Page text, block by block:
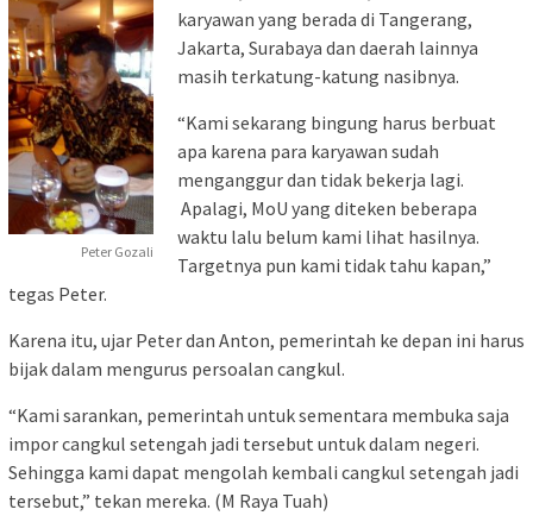
Peter Gozali
karyawan yang berada di Tangerang,
Jakarta, Surabaya dan daerah lainnya
masih terkatung-katung nasibnya.
“Kami sekarang bingung harus berbuat
apa karena para karyawan sudah
menganggur dan tidak bekerja lagi.
Apalagi, MoU yang diteken beberapa
waktu lalu belum kami lihat hasilnya.
Targetnya pun kami tidak tahu kapan,”
tegas Peter.
Karena itu, ujar Peter dan Anton, pemerintah ke depan ini harus
bijak dalam mengurus persoalan cangkul.
“Kami sarankan, pemerintah untuk sementara membuka saja
impor cangkul setengah jadi tersebut untuk dalam negeri.
Sehingga kami dapat mengolah kembali cangkul setengah jadi
tersebut,” tekan mereka. (M Raya Tuah)